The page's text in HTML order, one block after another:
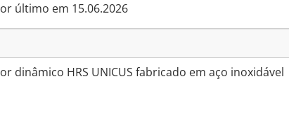
último em 15.06.2026
dinâmico HRS UNICUS fabricado em aço inoxidável